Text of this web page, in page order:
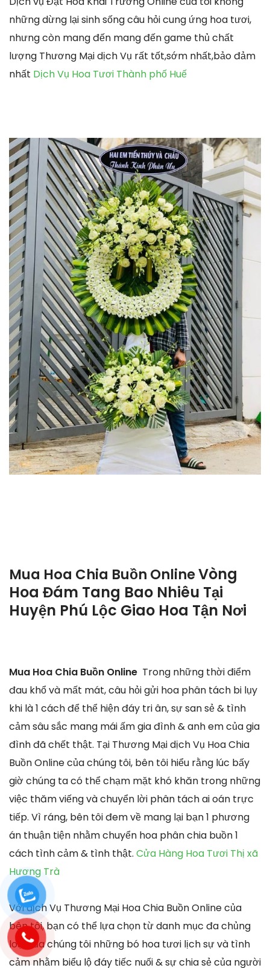
những dừng lại sinh sống câu hỏi cung ứng hoa tươi,
nhưng còn mang đến mang đến game thủ chất
lượng Thương Mại dịch Vụ rất tốt,sớm nhất,bảo đảm
nhất Dịch Vụ Hoa Tươi Thành phố Huế
Mua Hoa Chia Buồn OnlineVòng
Hoa Đám Tang Bao Nhiêu Tại
Huyện Phú Lộc Giao Hoa Tận Nơi
Mua Hoa Chia Buồn Online Trong những thời điểm
đau khổ và mất mát, câu hỏi gửi hoa phân tách bi lụy
khi là 1 cách để thể hiện đáy tri ân, sự san sẻ & tình
cảm sâu sắc mang mái ấm gia đình & anh em của gia
đình đã chết thật. Tại Thương Mại dịch Vụ Hoa Chia
Buồn Online của chúng tôi, bên tôi hiểu rằng lúc bấy
giờ chúng ta có thể chạm mặt khó khăn trong những
việc thăm viếng và chuyển lời phân tách ai oán trực
tiếp. Vì ráng, bên tôi đem về mang lại bạn 1 phương
án thuận tiện nhằm chuyển hoa phân chia buồn 1
cách tình cảm & tình thật. Cửa Hàng Hoa Tươi Thị xã
Hương Trà
Với dịch Vụ Thương Mại Hoa Chia Buồn Online của
bên tôi, bạn có thể lựa chọn từ danh mục đa chủng
loại của chúng tôi những bó hoa tươi lịch sự và tình
cảm nhằm biểu lộ đáy tiếc nuối & sự chia sẻ của người